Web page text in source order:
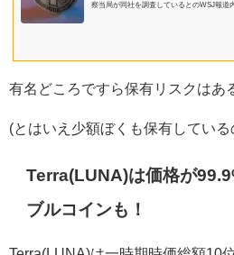
察当局が同社を調査しているとのWSJ報道
有名どころですら保有リスクはあ
(とはいえ少額ぼくも保有してい
Terra(LUNA)は価格が
ブルコインも！